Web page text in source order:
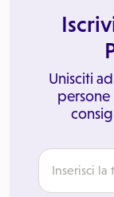
Unisciti